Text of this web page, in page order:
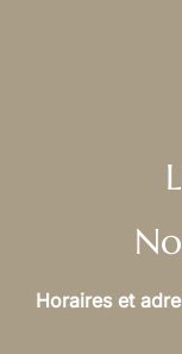
Horaires et